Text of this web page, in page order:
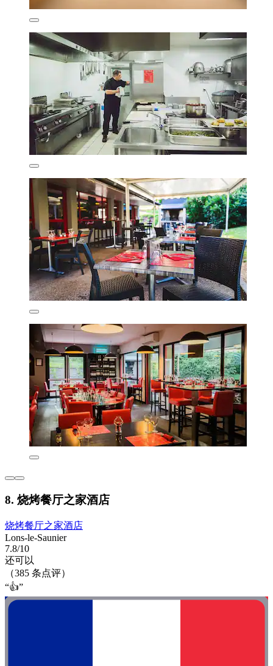
8. 烧烤餐厅之家酒店
烧烤餐厅之家酒店
Lons-le-Saunier
7.8/10
还可以
（385 条点评）
“👍”